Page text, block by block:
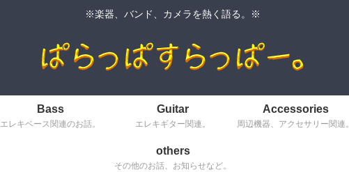
※楽器、バンド、カメラを熱く語る。※
Bass
エレキベース関連のお話。
Guitar
エレキギター関連。
Accessories
周辺機器、アクセサリー関連。
others
その他のお話、お知らせなど。